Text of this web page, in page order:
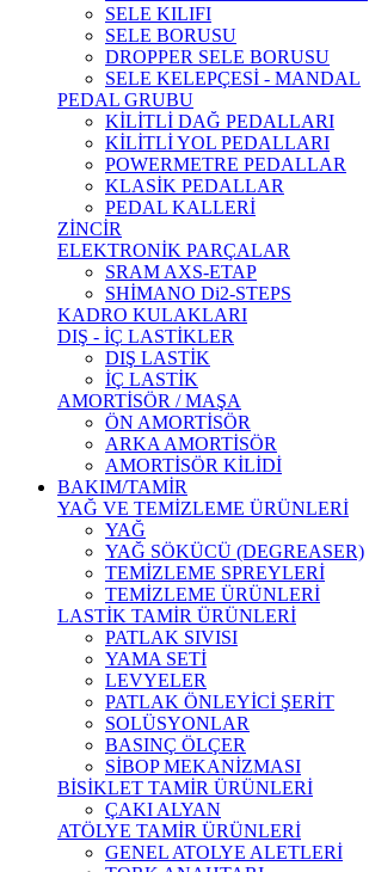
SELE KILIFI
SELE BORUSU
DROPPER SELE BORUSU
SELE KELEPÇESİ - MANDAL
PEDAL GRUBU
KİLİTLİ DAĞ PEDALLARI
KİLİTLİ YOL PEDALLARI
POWERMETRE PEDALLAR
KLASİK PEDALLAR
PEDAL KALLERİ
ZİNCİR
ELEKTRONİK PARÇALAR
SRAM AXS-ETAP
SHİMANO Di2-STEPS
KADRO KULAKLARI
DIŞ - İÇ LASTİKLER
DIŞ LASTİK
İÇ LASTİK
AMORTİSÖR / MAŞA
ÖN AMORTİSÖR
ARKA AMORTİSÖR
AMORTİSÖR KİLİDİ
BAKIM/TAMİR
YAĞ VE TEMİZLEME ÜRÜNLERİ
YAĞ
YAĞ SÖKÜCÜ (DEGREASER)
TEMİZLEME SPREYLERİ
TEMİZLEME ÜRÜNLERİ
LASTİK TAMİR ÜRÜNLERİ
PATLAK SIVISI
YAMA SETİ
LEVYELER
PATLAK ÖNLEYİCİ ŞERİT
SOLÜSYONLAR
BASINÇ ÖLÇER
SİBOP MEKANİZMASI
BİSİKLET TAMİR ÜRÜNLERİ
ÇAKI ALYAN
ATÖLYE TAMİR ÜRÜNLERİ
GENEL ATOLYE ALETLERİ